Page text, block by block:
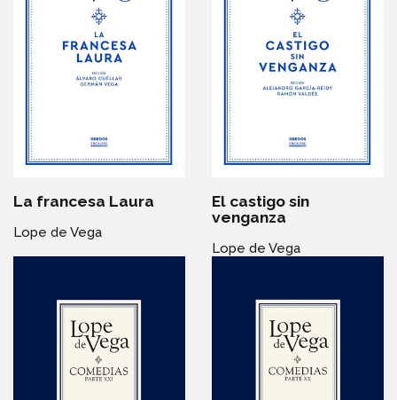
La francesa Laura
Lope de Vega
El castigo sin
venganza
Lope de Vega